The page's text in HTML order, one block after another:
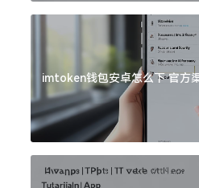
imtoken钱包安卓怎么下 官方